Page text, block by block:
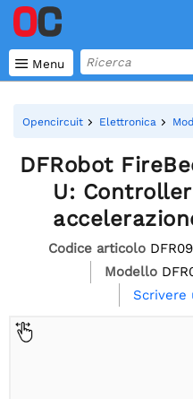
 Menu
Opencircuit Elettronica
DFRobot
U:
Codice articolo
Modello
Scrivere